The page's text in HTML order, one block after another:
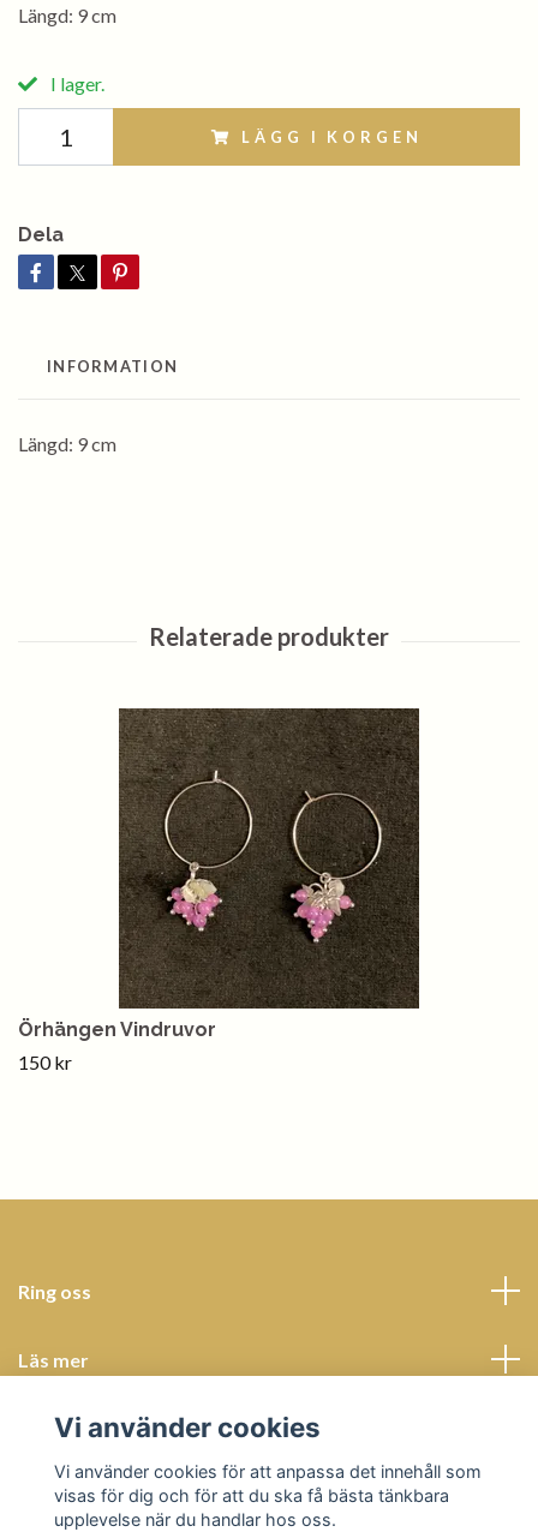
Längd: 9 cm
I lager.
LÄGG I KORGEN
Dela
INFORMATION
Längd: 9 cm
Örhängen Vindruvor
150 kr
Ring oss
Läs mer
Sociala medier
Vi använder cookies
Vi använder cookies för att anpassa det innehåll som
visas för dig och för att du ska få bästa tänkbara
upplevelse när du handlar hos oss.